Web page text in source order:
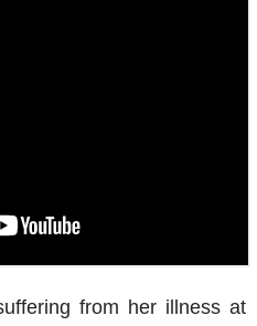
from her illness at